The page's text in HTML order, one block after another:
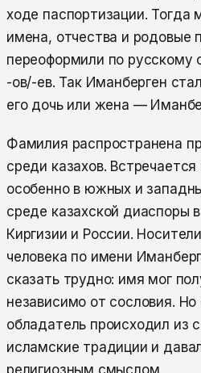
ходе паспортизации. Тогда
имена, отчества и родовые
переоформили по русскому
-ов/-ев. Так Иманберген
его дочь или жена —
Фамилия распространена
среди казахов.
особенно в южных и
среде казахской диаспоры
Киргизии и России.
человека по имени
сказать трудно: имя мог
независимо от сословия. Но
обладатель происходил из
исламские традиции и
религиозным смыслом.